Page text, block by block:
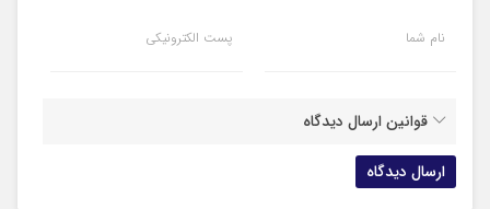
نام شما پست الکترونیکی
قوانین ارسال دیدگاه